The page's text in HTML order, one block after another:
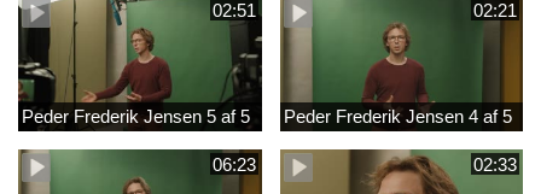
02:51
Peder Frederik Jensen 5 af 5
02:21
Peder Frederik Jensen 4 af 5
06:23 02:33